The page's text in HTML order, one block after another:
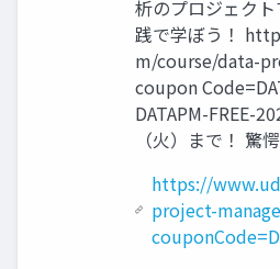
析のプロジェク
践で学ぼう！
m/course/data-
coupon
DATAPM-FREE-
（火）まで！ 驚
https://
project-